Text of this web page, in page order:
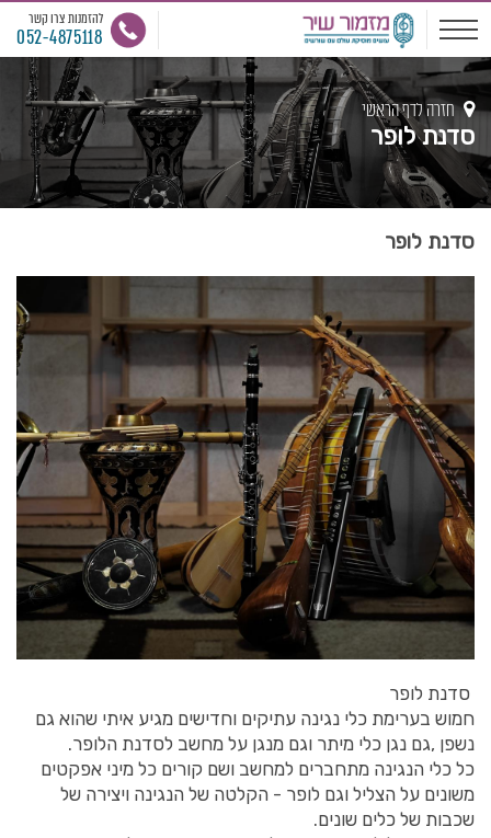
להזמנות צרו קשר
052-4875118
חזרה לדף הראשי
סדנת לופר
סדנת לופר
סדנת לופר
חמוש בערימת כלי נגינה עתיקים וחדישים מגיע איתי שהוא גם
נשפן ,גם נגן כלי מיתר וגם מנגן על מחשב לסדנת הלופר.
כל כלי הנגינה מתחברים למחשב ושם קורים כל מיני אפקטים
משונים על הצליל וגם לופר - הקלטה של הנגינה ויצירה של
שכבות של כלים שונים.